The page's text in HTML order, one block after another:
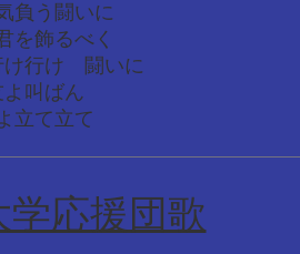
負う闘いに
を飾るべく
け行け 闘いに
よ叫ばん
立て立て
学応援団歌